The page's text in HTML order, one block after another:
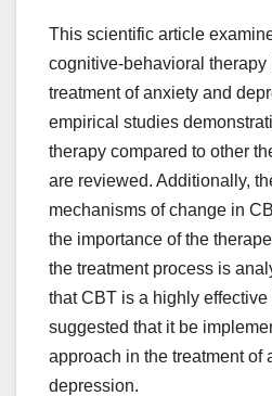
This scientific article
cognitive-behavioral therapy
treatment of anxiety and
empirical studies
therapy compared to other
are reviewed. Additionally,
mechanisms of change in
the importance of the
the treatment process is
that CBT is a highly
suggested that it be
approach in the treatment of
depression.